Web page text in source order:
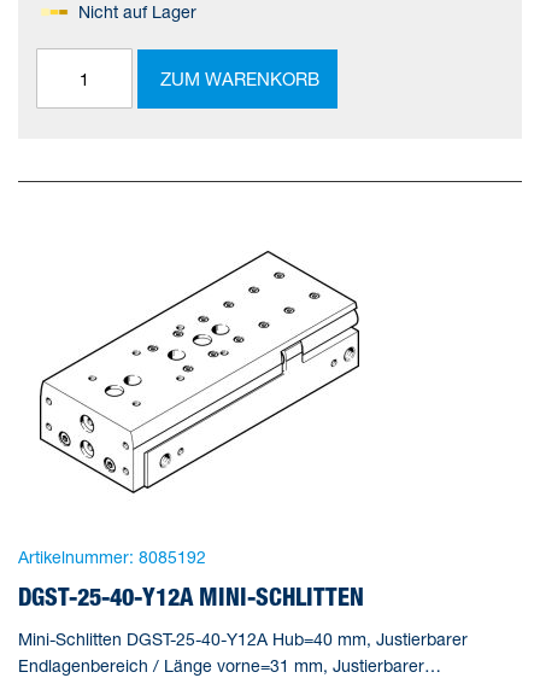
Nicht auf Lager
ZUM WARENKORB
Artikelnummer: 8085192
DGST-25-40-Y12A MINI-SCHLITTEN
Mini-Schlitten DGST-25-40-Y12A Hub=40 mm, Justierbarer
Endlagenbereich / Länge vorne=31 mm, Justierbarer